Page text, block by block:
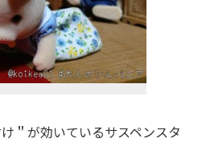
＂が効いているサスペンスタ